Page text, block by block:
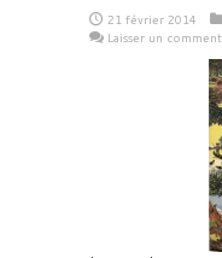
21 février 2014
Laisser un